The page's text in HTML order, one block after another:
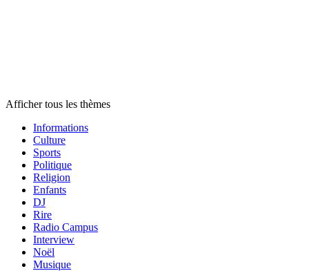
Afficher tous les thèmes
Informations
Culture
Sports
Politique
Religion
Enfants
DJ
Rire
Radio Campus
Interview
Noël
Musique